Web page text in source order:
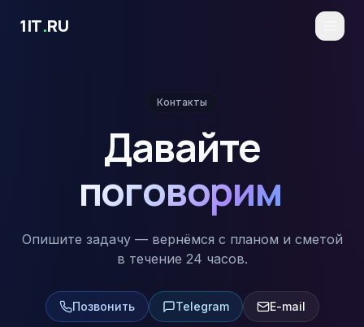
1IT.RU
Контакты
Давайте
поговорим
Опишите задачу — вернёмся с планом и сметой
в течение 24 часов.
Позвонить Telegram E-mail